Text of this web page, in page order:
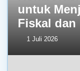
untuk
Fiskal dan
1 Juli 2026